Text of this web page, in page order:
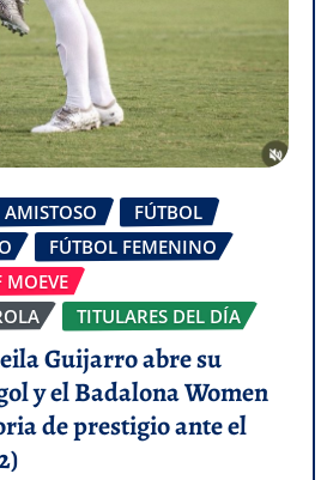
AMISTOSO
FÚTBOL
FÚTBOL FEMENINO
MOEVE
TITULARES DEL DÍA
Guijarro abre su
y el Badalona Women
de prestigio ante el